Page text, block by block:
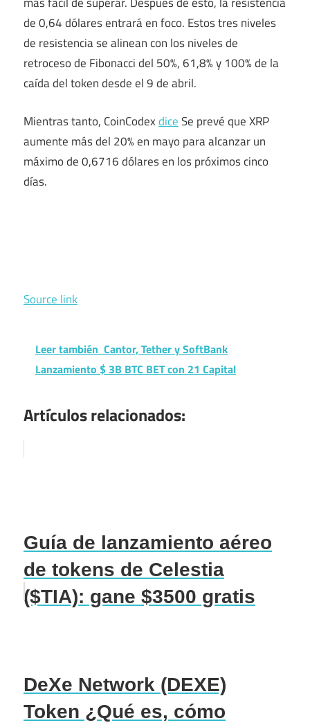
de 0,64 dólares entrará en foco. Estos tres niveles
de resistencia se alinean con los niveles de
retroceso de Fibonacci del 50%, 61,8% y 100% de la
caída del token desde el 9 de abril.
Mientras tanto, CoinCodexdiceSe prevé que XRP
aumente más del 20% en mayo para alcanzar un
máximo de 0,6716 dólares en los próximos cinco
días.
Source link
Leer también Cantor, Tether y SoftBank
Lanzamiento $ 3B BTC BET con 21 Capital
Artículos relacionados:
Guía de lanzamiento aéreo
de tokens de Celestia
($TIA): gane $3500 gratis
DeXe Network (DEXE)
Token ¿Qué es, cómo